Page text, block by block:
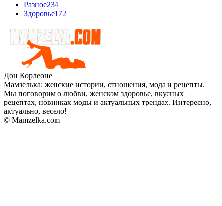
Разное234
Здоровье172
Дон Корлеоне
Мамзелька: женские истории, отношения, мода и рецепты.
Мы поговорим о любви, женском здоровье, вкусных
рецептах, новинках моды и актуальных трендах. Интересно,
актуально, весело!
© Mamzelka.com